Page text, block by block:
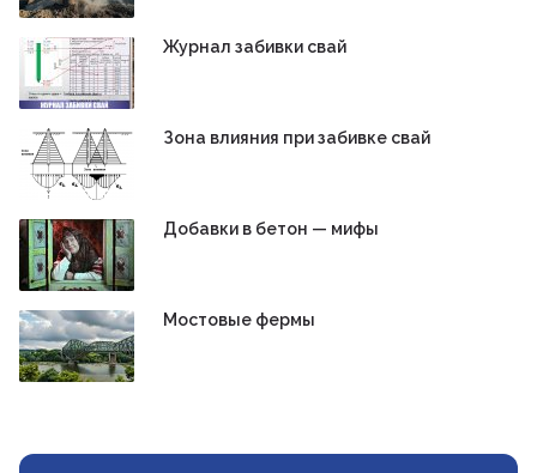
Журнал забивки свай
Зона влияния при забивке свай
Добавки в бетон — мифы
Мостовые фермы